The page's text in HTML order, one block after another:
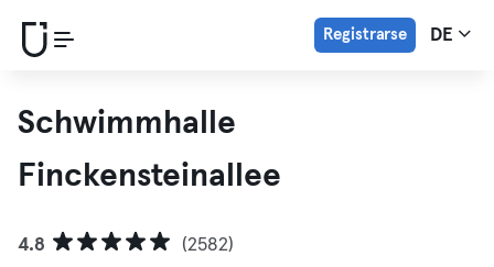
Registrarse DE
Schwimmhalle
Finckensteinallee
4.8
(2582)